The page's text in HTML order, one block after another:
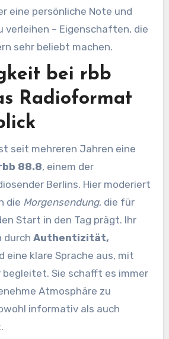
eine persönliche Note und
verleihen – Eigenschaften, die
sehr beliebt machen.
bei rbb
Radioformat
seit mehreren Jahren eine
88.8, einem der
Berlins. Hier moderiert
die Morgensendung, die für
Start in den Tag prägt. Ihr
durch Authentizität,
eine klare Sprache aus, mit
begleitet. Sie schafft es immer
Atmosphäre zu
informativ als auch